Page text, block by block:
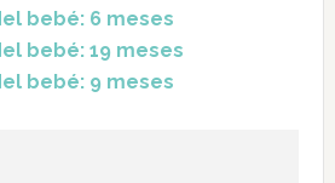
bebé: 6 meses
bebé: 19 meses
bebé: 9 meses